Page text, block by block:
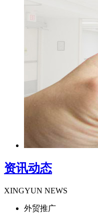
资讯动态
XINGYUN NEWS
外贸推广